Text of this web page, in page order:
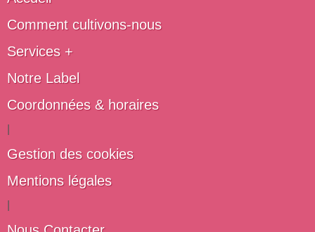
Comment cultivons-nous
Services +
Notre Label
Coordonnées & horaires
Gestion des cookies
Mentions légales